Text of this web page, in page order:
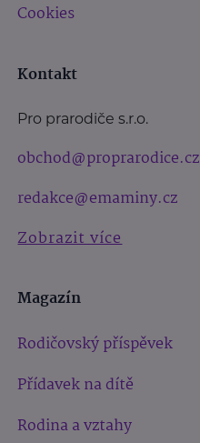
Cookies
Kontakt
Pro prarodiče s.r.o.
obchod@proprarodice.cz
redakce@emaminy.cz
Zobrazit více
Magazín
Rodičovský příspěvek
Přídavek na dítě
Rodina a vztahy